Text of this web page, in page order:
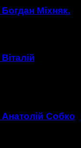
Міхняк.
Собко